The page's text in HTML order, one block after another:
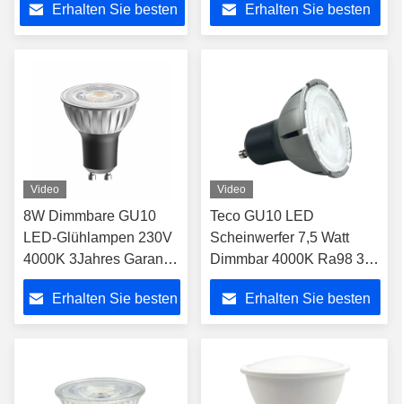
Einzelhandelsbildschirme
Erhalten Sie besten
Erhalten Sie besten
Video
8W Dimmbare GU10
LED-Glühlampen 230V
4000K 3Jahres Garantie
für Einbauleuchten
Erhalten Sie besten
Video
Teco GU10 LED
Scheinwerfer 7,5 Watt
Dimmbar 4000K Ra98 36°
Lichtwinkel Neutral Weiß
Erhalten Sie besten